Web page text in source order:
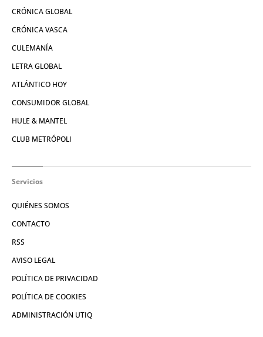
CRÓNICA GLOBAL
CRÓNICA VASCA
CULEMANÍA
LETRA GLOBAL
ATLÁNTICO HOY
CONSUMIDOR GLOBAL
HULE & MANTEL
CLUB METRÓPOLI
Servicios
QUIÉNES SOMOS
CONTACTO
RSS
AVISO LEGAL
POLÍTICA DE PRIVACIDAD
POLÍTICA DE COOKIES
ADMINISTRACIÓN UTIQ